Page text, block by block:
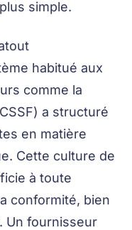
simple.
habitué aux
comme la
a structuré
en matière
Cette culture de
à toute
conformité, bien
Un fournisseur